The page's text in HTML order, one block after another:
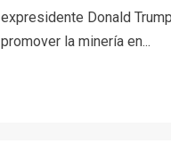
expresidente Donald
promover la minería en...